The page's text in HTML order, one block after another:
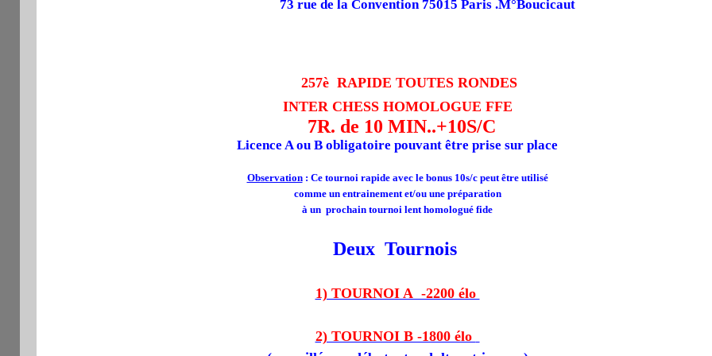
73 rue de la Convention 75015 Paris .M°Boucicaut
257è RAPIDE TOUTES RONDES
INTER CHESS HOMOLOGUE FFE
7R. de 10 MIN..+10S/C
Licence A ou B obligatoire pouvant être prise sur place
Observation: Ce tournoi rapide avec le bonus 10s/c peut être utilisé
comme un entrainement et/ou une préparation
à un prochain tournoi lent homologué fide
Deux Tournois
1) TOURNOI A -2200 élo
2) TOURNOI B -1800 élo